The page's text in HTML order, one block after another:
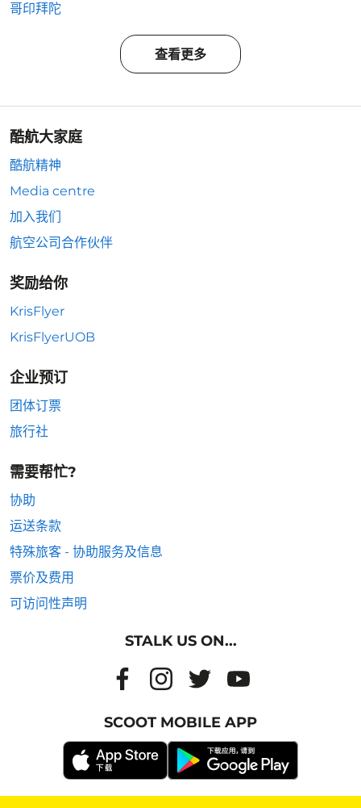
哥印拜陀
查看更多
酷航大家庭
酷航精神
Media centre
加入我们
航空公司合作伙伴
奖励给你
KrisFlyer
KrisFlyerUOB
企业预订
团体订票
旅行社
需要帮忙?
协助
运送条款
特殊旅客 - 协助服务及信息
票价及费用
可访问性声明
STALK US ON...
SCOOT MOBILE APP